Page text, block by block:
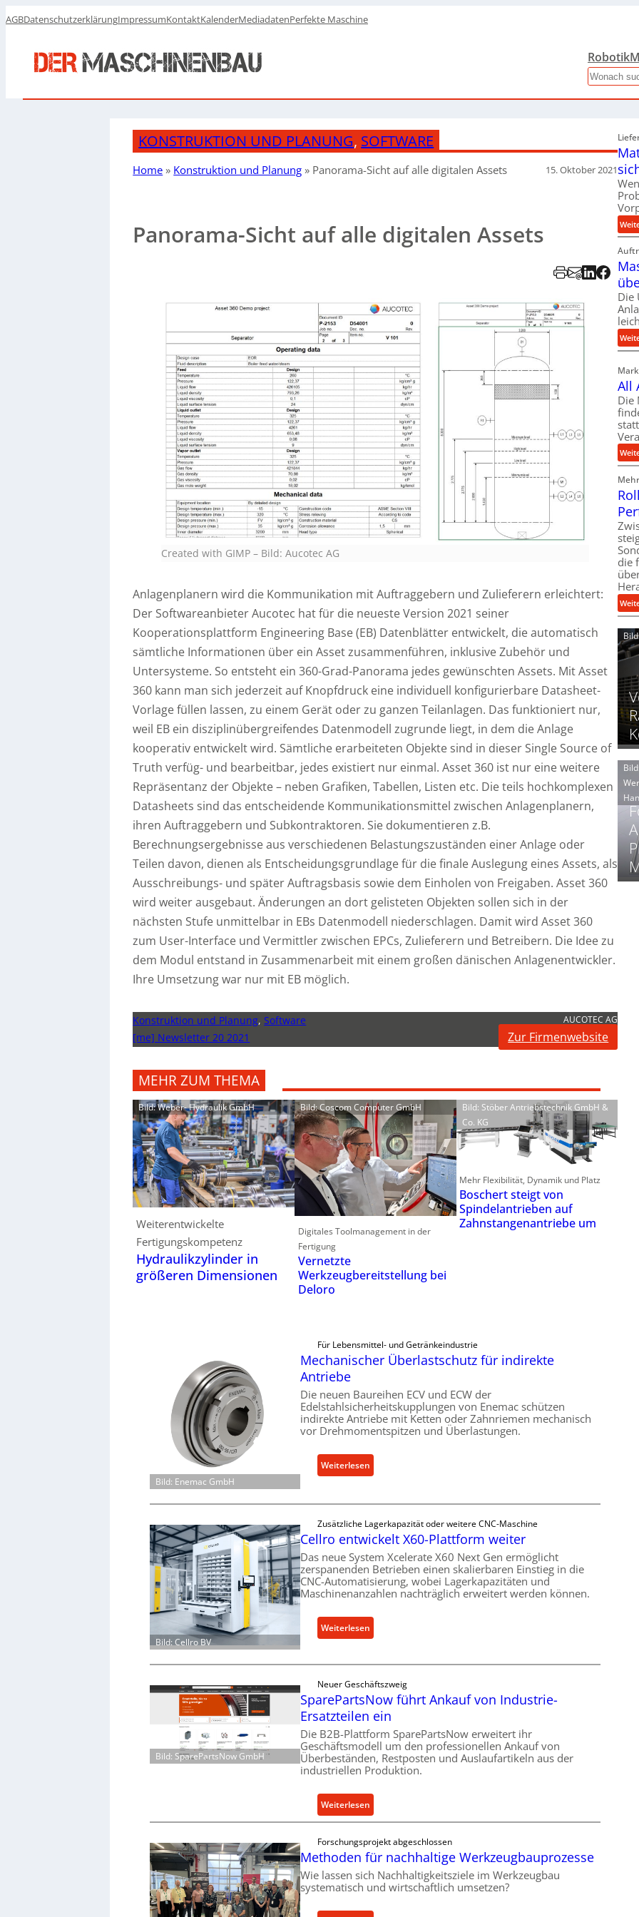
AGBDatenschutzerklärungImpressumKontaktKalenderMediadatenPerfekte Maschine
Robotik
Search
KONSTRUKTION UND PLANUNG, SOFTWARE
Home » Konstruktion und Planung » Panorama-Sicht auf alle digitalen Assets 15. Oktober 2021
Panorama-Sicht auf alle digitalen Assets
Created with GIMP – Bild: Aucotec AG
Anlagenplanern wird die Kommunikation mit Auftraggebern und Zulieferern erleichtert:
Der Softwareanbieter Aucotec hat für die neueste Version 2021 seiner
Kooperationsplattform Engineering Base (EB) Datenblätter entwickelt, die automatisch
sämtliche Informationen über ein Asset zusammenführen, inklusive Zubehör und
Untersysteme. So entsteht ein 360-Grad-Panorama jedes gewünschten Assets. Mit Asset
360 kann man sich jederzeit auf Knopfdruck eine individuell konfigurierbare Datasheet-
Vorlage füllen lassen, zu einem Gerät oder zu ganzen Teilanlagen. Das funktioniert nur,
weil EB ein disziplinübergreifendes Datenmodell zugrunde liegt, in dem die Anlage
kooperativ entwickelt wird. Sämtliche erarbeiteten Objekte sind in dieser Single Source of
Truth verfüg- und bearbeitbar, jedes existiert nur einmal. Asset 360 ist nur eine weitere
Repräsentanz der Objekte – neben Grafiken, Tabellen, Listen etc. Die teils hochkomplexen
Datasheets sind das entscheidende Kommunikationsmittel zwischen Anlagenplanern,
ihren Auftraggebern und Subkontraktoren. Sie dokumentieren z.B.
Berechnungsergebnisse aus verschiedenen Belastungszuständen einer Anlage oder
Teilen davon, dienen als Entscheidungsgrundlage für die finale Auslegung eines Assets, als
Ausschreibungs- und später Auftragsbasis sowie dem Einholen von Freigaben. Asset 360
wird weiter ausgebaut. Änderungen an dort gelisteten Objekten sollen sich in der
nächsten Stufe unmittelbar in EBs Datenmodell niederschlagen. Damit wird Asset 360
zum User-Interface und Vermittler zwischen EPCs, Zulieferern und Betreibern. Die Idee zu
dem Modul entstand in Zusammenarbeit mit einem großen dänischen Anlagenentwickler.
Ihre Umsetzung war nur mit EB möglich.
Konstruktion und Planung,Software
[me] Newsletter 20 2021
AUCOTEC AG
Zur Firmenwebsite
MEHR ZUM THEMA
Bild: Weber- Hydraulik GmbH
Weiterentwickelte
Fertigungskompetenz
Hydraulikzylinder in
größeren Dimensionen
Bild: Coscom Computer GmbH
Digitales Toolmanagement in der
Fertigung
Vernetzte
Werkzeugbereitstellung bei
Deloro
Bild: Stöber Antriebstechnik GmbH &
Co. KG
Mehr Flexibilität, Dynamik und Platz
Boschert steigt von
Spindelantrieben auf
Zahnstangenantriebe um
Bild: Enemac GmbH
Für Lebensmittel- und Getränkeindustrie
Mechanischer Überlastschutz für indirekte
Antriebe
Die neuen Baureihen ECV und ECW der
Edelstahlsicherheitskupplungen von Enemac schützen
indirekte Antriebe mit Ketten oder Zahnriemen mechanisch
vor Drehmomentspitzen und Überlastungen.
Weiterlesen:
M
h
a
n
s
c
h
e
e
r
a
s
t
c
h
u
t
z
f
ü
i
Bild: Cellro BV
Zusätzliche Lagerkapazität oder weitere CNC-Maschine
Cellro entwickelt X60-Plattform weiter
Das neue System Xcelerate X60 Next Gen ermöglicht
zerspanenden Betrieben einen skalierbaren Einstieg in die
CNC-Automatisierung, wobei Lagerkapazitäten und
Maschinenanzahlen nachträglich erweitert werden können.
Weiterlesen:
C
l
r
o
e
n
t
w
i
c
k
l
X
0
Bild: SparePartsNow GmbH
Neuer Geschäftszweig
SparePartsNow führt Ankauf von Industrie-
Ersatzteilen ein
Die B2B-Plattform SparePartsNow erweitert ihr
Geschäftsmodell um den professionellen Ankauf von
Überbeständen, Restposten und Auslaufartikeln aus der
industriellen Produktion.
Weiterlesen:
S
a
r
e
P
a
Forschungsprojekt abgeschlossen
Methoden für nachhaltige Werkzeugbauprozesse
Wie lassen sich Nachhaltigkeitsziele im Werkzeugbau
systematisch und wirtschaftlich umsetzen?
Die
All
Die
die